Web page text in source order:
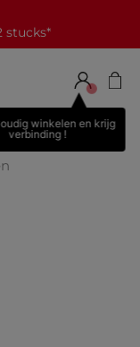
70€*
winkelen en krijg
verbinding !